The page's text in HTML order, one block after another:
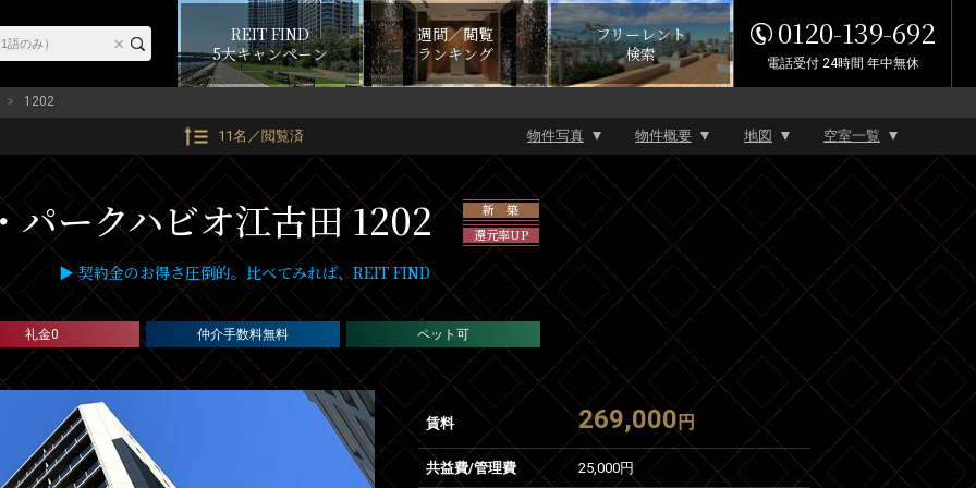
REIT FIND
5大キャンペーン
週間／閲覧
ランキング
フリーレント
検索
0120-139-692
電話受付 24時間 年中無休
1202
11名／閲覧済 物件写真 物件概要 地図 空室一覧
パークハビオ江古田 1202
新 築
還元率UP
▶ 契約金のお得さ圧倒的。比べてみれば、REIT FIND
礼金0 仲介手数料無料 ペット可
賃料 269,000 円
共益費/管理費 25,000円